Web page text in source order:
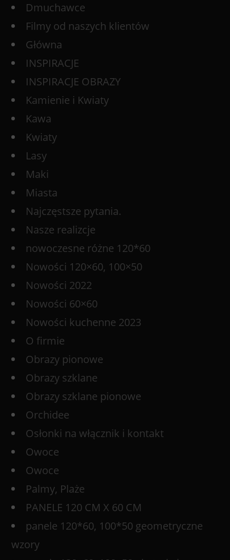
Dmuchawce
Filmy od naszych klientów
Główna
INSPIRACJE
INSPIRACJE OBRAZY
Kamienie i Kwiaty
Kawa
Kwiaty
Lasy
Maki
Miasta
Najczęstsze pytania.
Nasze realizcje
nowoczesne różne 120*60
Nowości 120×60, 100×50
Nowości 2022
Nowości 60×60
Nowości kuchenne 2023
O firmie
Obrazy pionowe
Obrazy szklane
Obrazy szklane pionowe
Orchidee
Osłonki na włącznik i kontakt
Owoce
Owoce
Palmy, Plaże
PANELE 120 CM X 60 CM
panele 120*60, 100*50 geometryczne
wzory